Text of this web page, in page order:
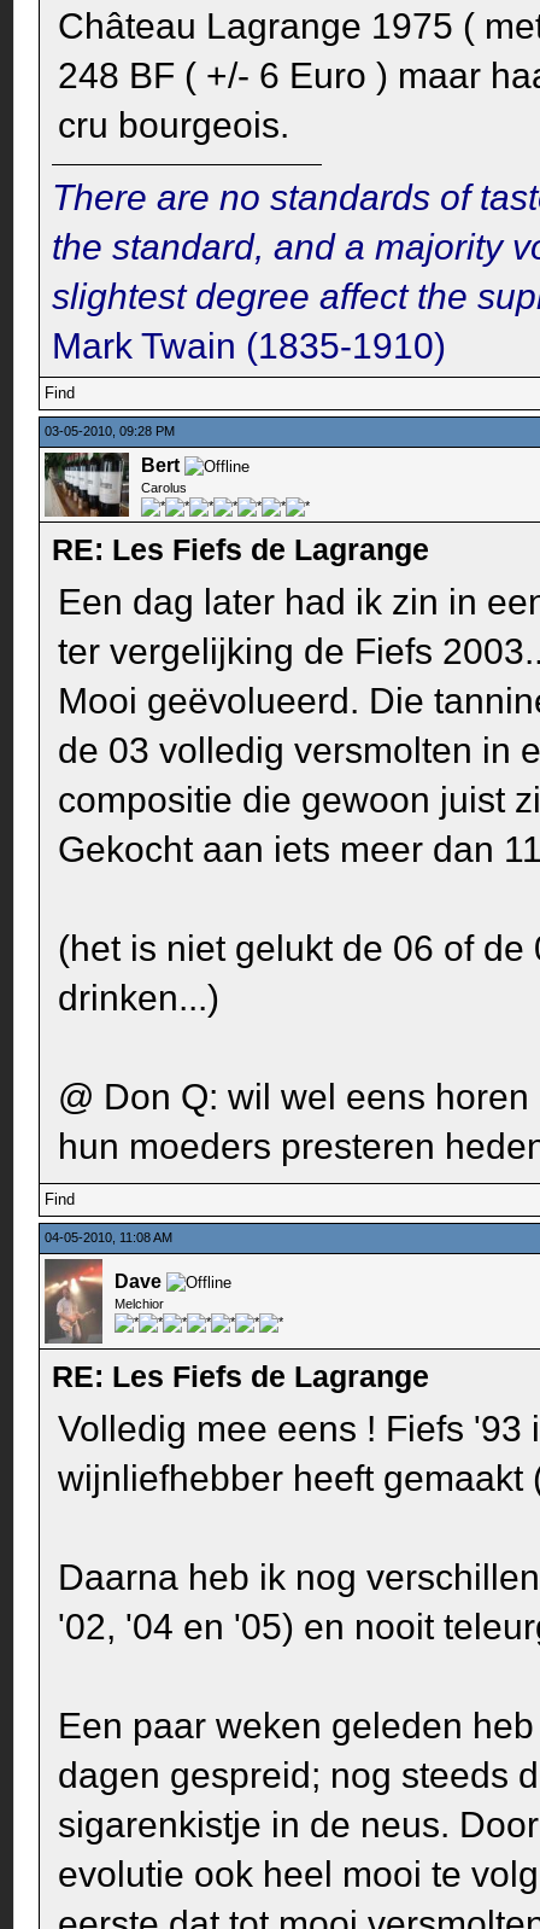
Château Lagrange 1975 (
248 BF ( +/- 6 Euro ) maar
cru bourgeois.
There are no standards of
the standard, and a majority
slightest degree affect the
Mark Twain (1835-1910)
Find
03-05-2010, 09:28 PM
Bert
Carolus
RE: Les Fiefs de Lagrange
Een dag later had ik zin in
ter vergelijking de Fiefs
Mooi geëvolueerd. Die
de 03 volledig versmolten in
compositie die gewoon juist
Gekocht aan iets meer dan
(het is niet gelukt de 06 of
drinken...)
@ Don Q: wil wel eens
hun moeders presteren
Find
04-05-2010, 11:08 AM
Dave
Melchior
RE: Les Fiefs de Lagrange
Volledig mee eens ! Fiefs
wijnliefhebber heeft
Daarna heb ik nog
'02, '04 en '05) en nooit
Een paar weken geleden
dagen gespreid; nog steeds
sigarenkistje in de neus.
evolutie ook heel mooi te